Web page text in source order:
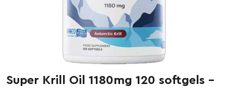
Έχει εξαντληθεί
Super Krill Oil 1180mg 120 softgels -